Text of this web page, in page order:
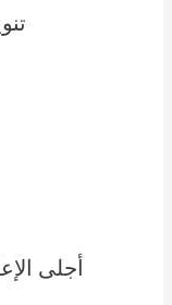
أجلى